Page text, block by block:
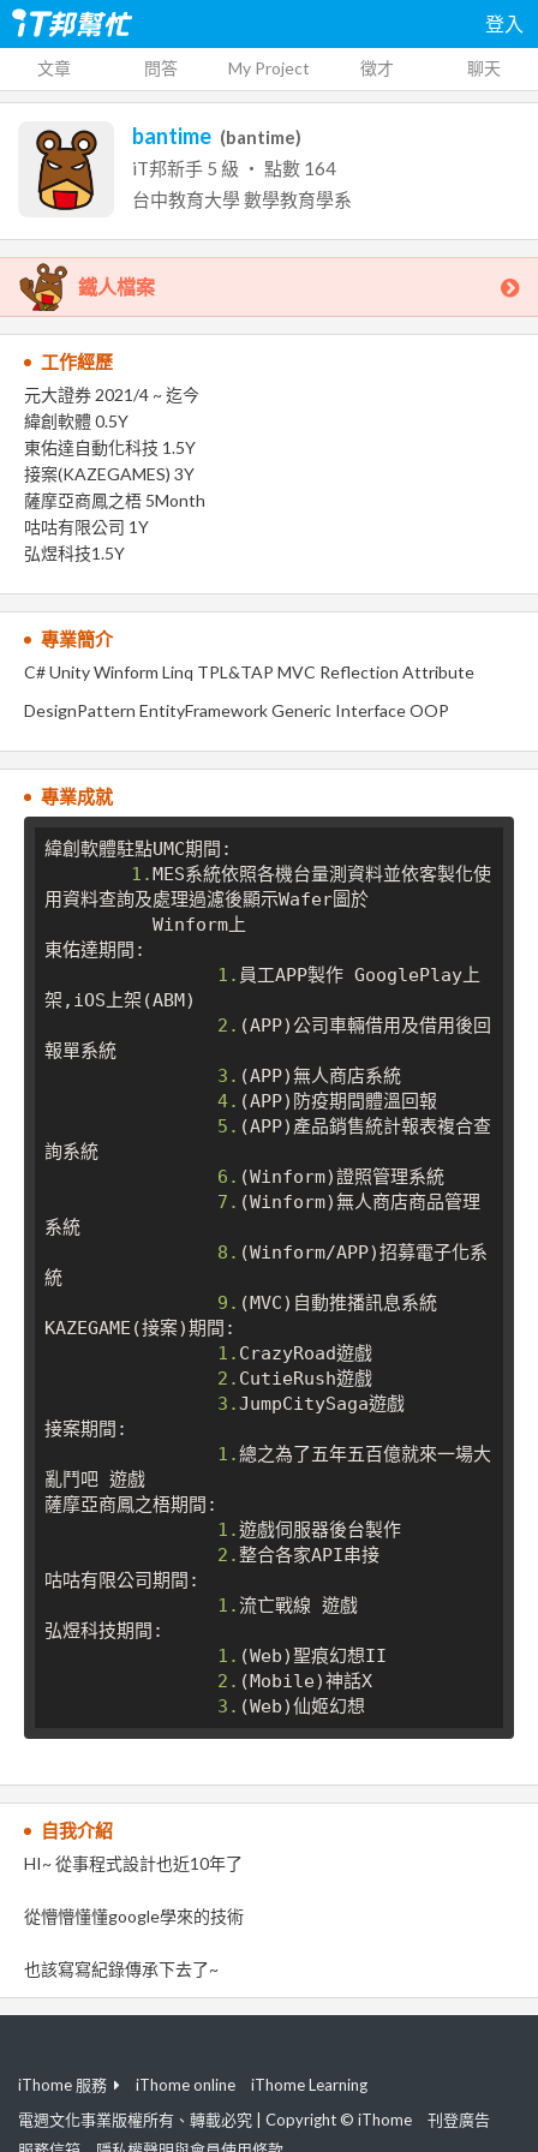
登入
文章 問答 My Project 徵才 聊天
bantime (bantime)
iT邦新手 5 級 ‧ 點數 164
台中教育大學數學教育學系
鐵人檔案
工作經歷
元大證券 2021/4 ~ 迄今
緯創軟體 0.5Y
東佑達自動化科技 1.5Y
接案(KAZEGAMES) 3Y
薩摩亞商鳳之梧 5Month
咕咕有限公司 1Y
弘煜科技1.5Y
專業簡介
C# Unity Winform Linq TPL&TAP MVC Reflection Attribute
DesignPattern EntityFramework Generic Interface OOP
專業成就
緯創軟體駐點UMC期間:
1.MES系統依照各機台量測資料並依客製化使
用資料查詢及處理過濾後顯示Wafer圖於
東佑達期間:
1. 員工APP製作 GooglePlay上
架,iOS上架(ABM)
2. (APP)公司車輛借用及借用後回
報單系統
3. (APP)無人商店系統
4. (APP)防疫期間體溫回報
5. (APP)產品銷售統計報表複合查
詢系統
6. (Winform)證照管理系統
7. (Winform)無人商店商品管理
系統
8. (Winform/APP)招募電子化系
統
9. (MVC)自動推播訊息系統
KAZEGAME(接案)期間:
1. CrazyRoad遊戲
2. CutieRush遊戲
3.JumpCitySaga遊戲
接案期間:
1.總之為了五年五百億就來一場大
亂鬥吧 遊戲
薩摩亞商鳳之梧期間:
1.遊戲伺服器後台製作
2.整合各家API串接
咕咕有限公司期間:
1.流亡戰線 遊戲
弘煜科技期間:
1. (Web)聖痕幻想II
2. (Mobile)神話X
3.
自我介紹
HI~ 從事程式設計也近10年了
從懵懵懂懂google學來的技術
也該寫寫紀錄傳承下去了~
iThome 服務 iThome online
iThome Learning
電週文化事業版權所有、轉載必究 | Copyright © iThome
刊登廣告